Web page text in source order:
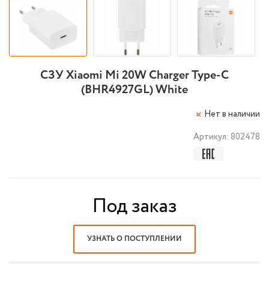
СЗУ Xiaomi Mi 20W Charger Type-C
(BHR4927GL) White
Нет в наличии
Артикул: 802478
Под заказ
УЗНАТЬ О ПОСТУПЛЕНИИ